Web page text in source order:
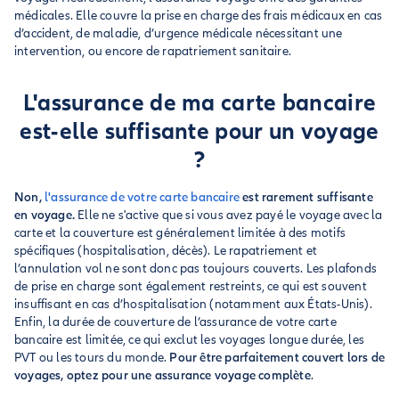
médicales. Elle couvre la prise en charge des frais médicaux en cas
d’accident, de maladie, d’urgence médicale nécessitant une
intervention, ou encore de rapatriement sanitaire.
L'assurance de ma carte bancaire
est-elle suffisante pour un voyage
?
Non, l'assurance de votre carte bancaireest rarement suffisante
en voyage. Elle ne s'active que si vous avez payé le voyage avec la
carte et la couverture est généralement limitée à des motifs
spécifiques (hospitalisation, décès). Le rapatriement et
l’annulation vol ne sont donc pas toujours couverts. Les plafonds
de prise en charge sont également restreints, ce qui est souvent
insuffisant en cas d’hospitalisation (notamment aux États-Unis).
Enfin, la durée de couverture de l’assurance de votre carte
bancaire est limitée, ce qui exclut les voyages longue durée, les
PVT ou les tours du monde. Pour être parfaitement couvert lors de
voyages, optez pour une assurance voyage complète.